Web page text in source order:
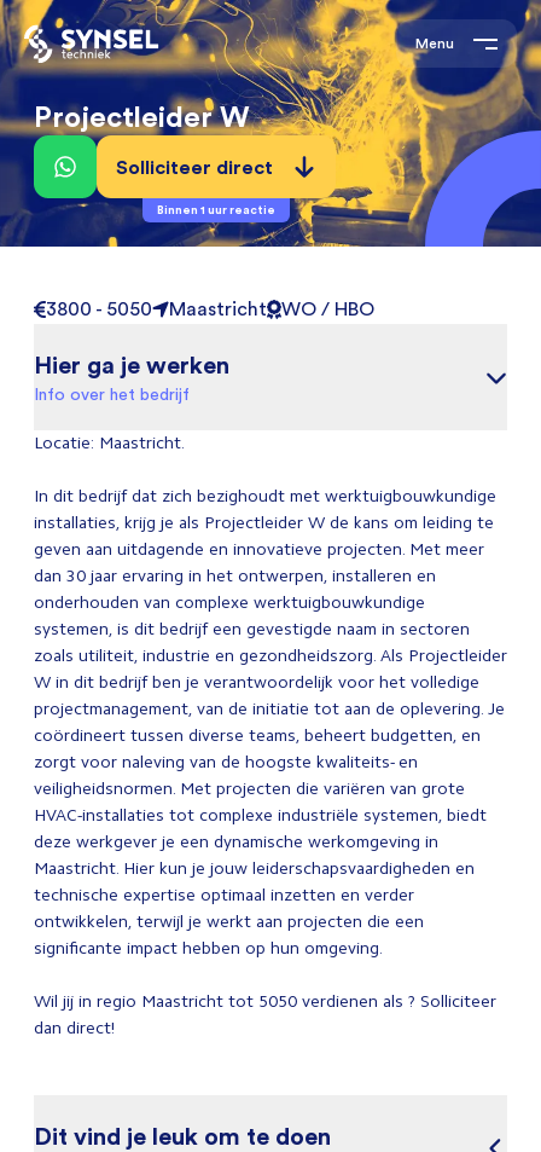
Menu
Projectleider W
Solliciteer direct
Binnen 1 uur reactie
3800 - 5050 Maastricht WO / HBO
Hier ga je werken
Info over het bedrijf
Locatie: Maastricht.
In dit bedrijf dat zich bezighoudt met werktuigbouwkundige
installaties, krijg je als Projectleider W de kans om leiding te
geven aan uitdagende en innovatieve projecten. Met meer
dan 30 jaar ervaring in het ontwerpen, installeren en
onderhouden van complexe werktuigbouwkundige
systemen, is dit bedrijf een gevestigde naam in sectoren
zoals utiliteit, industrie en gezondheidszorg. Als Projectleider
W in dit bedrijf ben je verantwoordelijk voor het volledige
projectmanagement, van de initiatie tot aan de oplevering. Je
coördineert tussen diverse teams, beheert budgetten, en
zorgt voor naleving van de hoogste kwaliteits- en
veiligheidsnormen. Met projecten die variëren van grote
HVAC-installaties tot complexe industriële systemen, biedt
deze werkgever je een dynamische werkomgeving in
Maastricht. Hier kun je jouw leiderschapsvaardigheden en
technische expertise optimaal inzetten en verder
ontwikkelen, terwijl je werkt aan projecten die een
significante impact hebben op hun omgeving.
Wil jij in regio Maastricht tot 5050 verdienen als ? Solliciteer
dan direct!
Dit vind je leuk om te doen